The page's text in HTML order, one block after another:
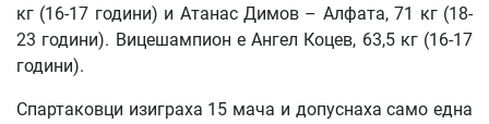
кг (16-17 години) и Атанас Димов – Алфата, 71 кг (18-
23 години). Вицешампион е Ангел Коцев, 63,5 кг (16-17
години).
Спартаковци изиграха 15 мача и допуснаха само една